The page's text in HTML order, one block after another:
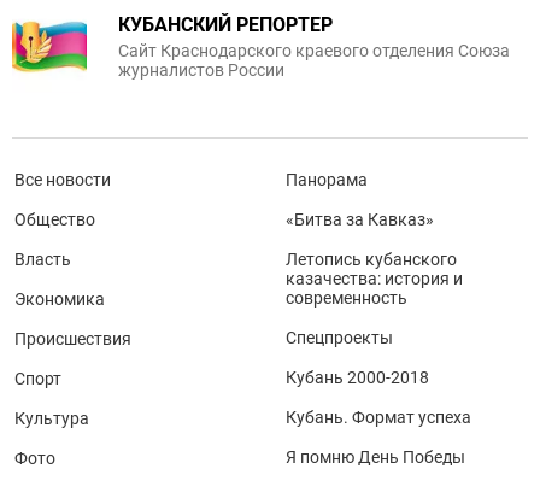
КУБАНСКИЙ РЕПОРТЕР
Сайт Краснодарского краевого отделения Союза
журналистов России
Все новости
Общество
Власть
Экономика
Происшествия
Спорт
Культура
Фото
Панорама
«Битва за Кавказ»
Летопись кубанского
казачества: история и
современность
Спецпроекты
Кубань 2000-2018
Кубань. Формат успеха
Я помню День Победы